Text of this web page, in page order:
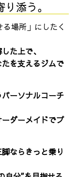
添う。
場所」にしたく
た上で、
を支えるジムで
ーソナルコーチ
ダーメイドでプ
ならきっと乗り